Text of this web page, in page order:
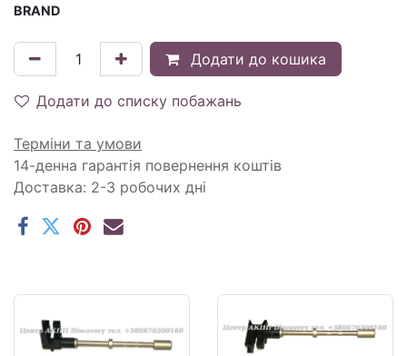
BRAND
Додати до кошика
Додати до списку побажань
Терміни та умови
14-денна гарантія повернення коштів
Доставка: 2-3 робочих дні